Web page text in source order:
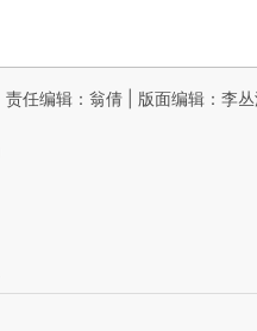
责任编辑：翁倩 | 版面编辑：李